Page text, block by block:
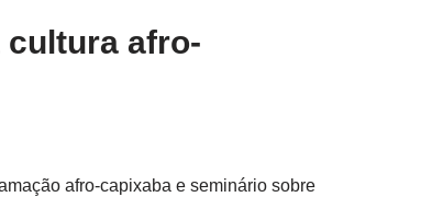
afro-
afro-capixaba e seminário sobre